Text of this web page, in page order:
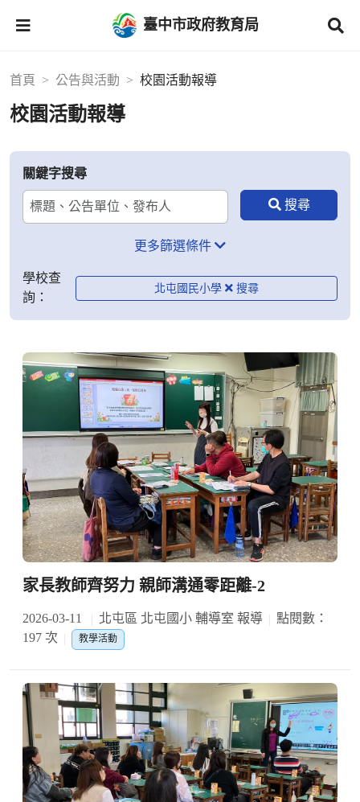
臺中市政府教育局
首頁 公告與活動 校園活動報導
校園活動報導
關鍵字搜尋
更多篩選條件
學校查
詢：
北屯國民小學
家長教師齊努力 親師溝通零距離-2
2026-03-11 北屯區 北屯國小 輔導室 報導
點閱數：
197 次
教學活動